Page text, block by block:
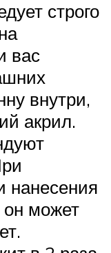
строго
вас
внутри,
акрил.
нанесения
он может